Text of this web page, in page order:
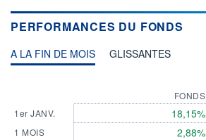
PERFORMANCES DU FONDS
A LA FIN DE MOIS GLISSANTES
1er JANV.
1 MOIS
FONDS
18,15%
2,88%